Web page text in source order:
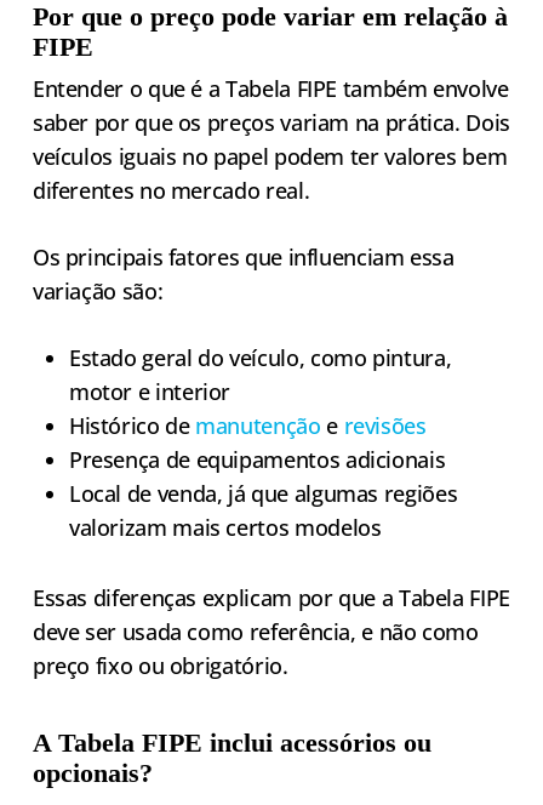
Por que o preço pode variar em relação à
FIPE
Entender o que é a Tabela FIPE também envolve
saber por que os preços variam na prática. Dois
veículos iguais no papel podem ter valores bem
diferentes no mercado real.
Os principais fatores que influenciam essa
variação são:
Estado geral do veículo, como pintura,
motor e interior
Histórico de manutenção e revisões
Presença de equipamentos adicionais
Local de venda, já que algumas regiões
valorizam mais certos modelos
Essas diferenças explicam por que a Tabela FIPE
deve ser usada como referência, e não como
preço fixo ou obrigatório.
A Tabela FIPE inclui acessórios ou
opcionais?